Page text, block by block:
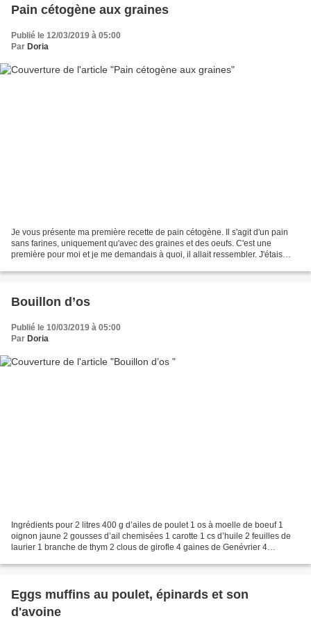
Pain cétogène aux graines
Publié le 12/03/2019 à 05:00
Par Doria
Je vous présente ma première recette de pain cétogène. Il s'agit d'un pain
sans farines, uniquement qu'avec des graines et des oeufs. C'est une
première pour moi et je me demandais à quoi, il allait ressembler. J'étais
Bouillon d’os
Publié le 10/03/2019 à 05:00
Par Doria
Ingrédients pour 2 litres 400 g d’ailes de poulet 1 os à moelle de boeuf 1
oignon jaune 2 gousses d’ail chemisées 1 carotte 1 cs d’huile 2 feuilles de
laurier 1 branche de thym 2 clous de girofle 4 gaines de Genévrier 4
Eggs muffins au poulet, épinards et son
d'avoine